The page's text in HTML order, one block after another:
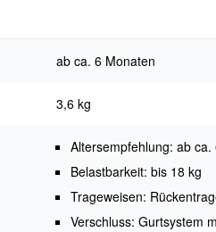
ab ca. 6 Monaten
3,6 kg
Altersempfehlung: ab
Belastbarkeit: bis 18 kg
Trageweisen:
Verschluss: Gurtsystem